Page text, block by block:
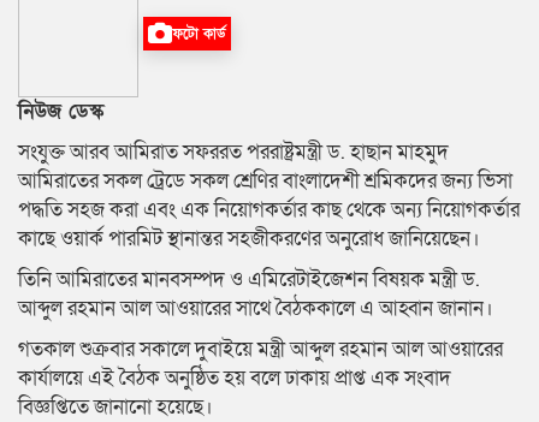
ফটো কার্ড
নিউজ ডেস্ক
সংযুক্ত আরব আমিরাত সফররত পররাষ্ট্রমন্ত্রী ড. হাছান মাহমুদ
আমিরাতের সকল ট্রেডে সকল শ্রেণির বাংলাদেশী শ্রমিকদের জন্য ভিসা
পদ্ধতি সহজ করা এবং এক নিয়োগকর্তার কাছ থেকে অন্য নিয়োগকর্তার
কাছে ওয়ার্ক পারমিট স্থানান্তর সহজীকরণের অনুরোধ জানিয়েছেন।
তিনি আমিরাতের মানবসম্পদ ও এমিরেটাইজেশন বিষয়ক মন্ত্রী ড.
আব্দুল রহমান আল আওয়ারের সাথে বৈঠককালে এ আহ্বান জানান।
গতকাল শুক্রবার সকালে দুবাইয়ে মন্ত্রী আব্দুল রহমান আল আওয়ারের
কার্যালয়ে এই বৈঠক অনুষ্ঠিত হয় বলে ঢাকায় প্রাপ্ত এক সংবাদ
বিজ্ঞপ্তিতে জানানো হয়েছে।